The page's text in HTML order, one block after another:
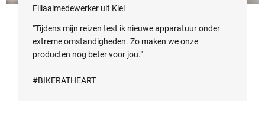
Filiaalmedewerker uit Kiel
"Tijdens mijn reizen test ik nieuwe apparatuur onder
extreme omstandigheden. Zo maken we onze
producten nog beter voor jou."
#BIKERATHEART